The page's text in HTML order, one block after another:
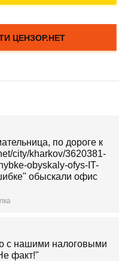
по дороге к
city/kharkov/3620381-
obyskaly-ofys-IT-
обыскали офис
с нашими налоговыми
факт!"